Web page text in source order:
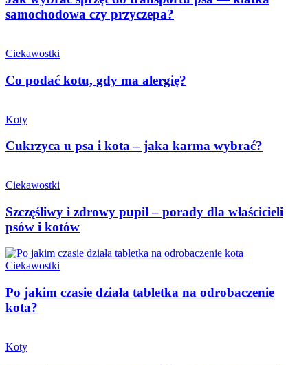
samochodowa czy przyczepa?
Ciekawostki
Co podać kotu, gdy ma alergię?
Koty
Cukrzyca u psa i kota – jaka karma wybrać?
Ciekawostki
Szczęśliwy i zdrowy pupil – porady dla właścicieli
psów i kotów
Ciekawostki
Po jakim czasie działa tabletka na odrobaczenie
kota?
Koty